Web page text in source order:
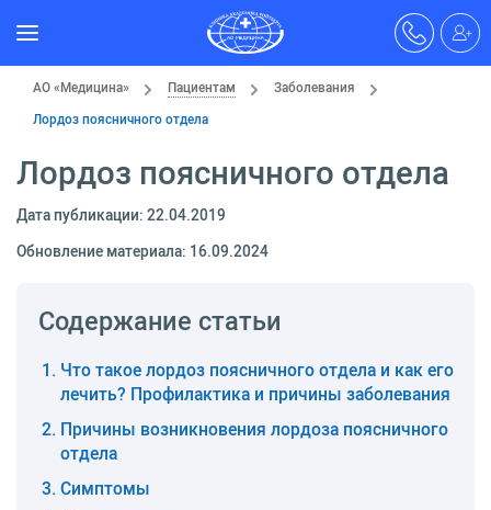
АО «Медицина» Пациентам
Заболевания
Лордоз поясничного отдела
Лордоз поясничного отдела
Дата публикации: 22.04.2019
Обновление материала: 16.09.2024
Содержание статьи
Что такое лордоз поясничного отдела и как его
лечить? Профилактика и причины заболевания
Причины возникновения лордоза поясничного
отдела
Симптомы